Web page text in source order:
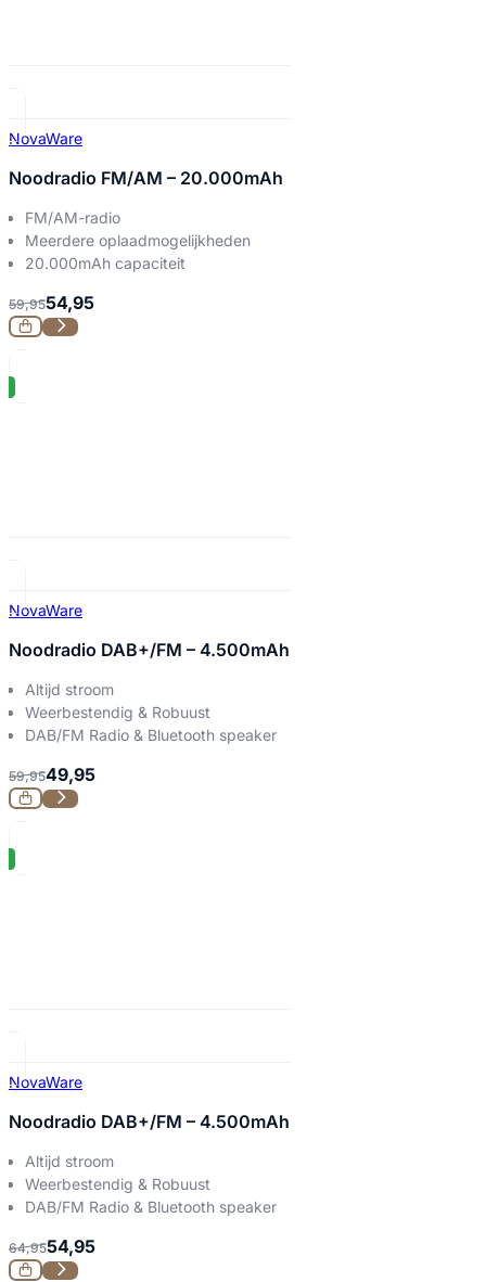
NovaWare
Noodradio FM/AM – 20.000mAh
FM/AM-radio
Meerdere oplaadmogelijkheden
20.000mAh capaciteit
59,9554,95
NovaWare
Noodradio DAB+/FM – 4.500mAh
Altijd stroom
Weerbestendig & Robuust
DAB/FM Radio & Bluetooth speaker
59,9549,95
NovaWare
Noodradio DAB+/FM – 4.500mAh
Altijd stroom
Weerbestendig & Robuust
DAB/FM Radio & Bluetooth speaker
64,9554,95